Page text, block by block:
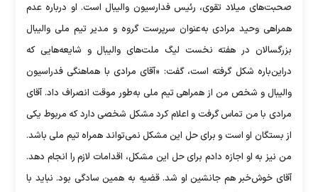
صحبت‌های میلاد تقوی، رئیس فدارسیون والیبال است. او درباره عدم
همراهی وحید مرادی به‌عنوان سرپرست گروه و مدیر تیم ملی والیبال
بزرگسالان در هفته نخست لیگ ملت‌های والیبال و شایعه‌هایی که
دراین‌باره شکل گرفته است، گفت: «آقای مرادی با هماهنگی فدراسیون
والیبال و شخص من از همراهی تیم ملی به‌طور موقت انصراف داد. آقای
مرادی با من تماس گرفت و اعلام کرد مشکل شخصی دارد که مربوط یکی
از بستگان او است و برای حل این مشکل نمی‌تواند همراه تیم ملی باشد.
من نیز به او اجازه دادم برای حل این مشکل، اقدامات لازم را انجام دهد.
آقای خوش‌خبر هم جانشین او شد. قضیه به همین سادگی بود. نباید با